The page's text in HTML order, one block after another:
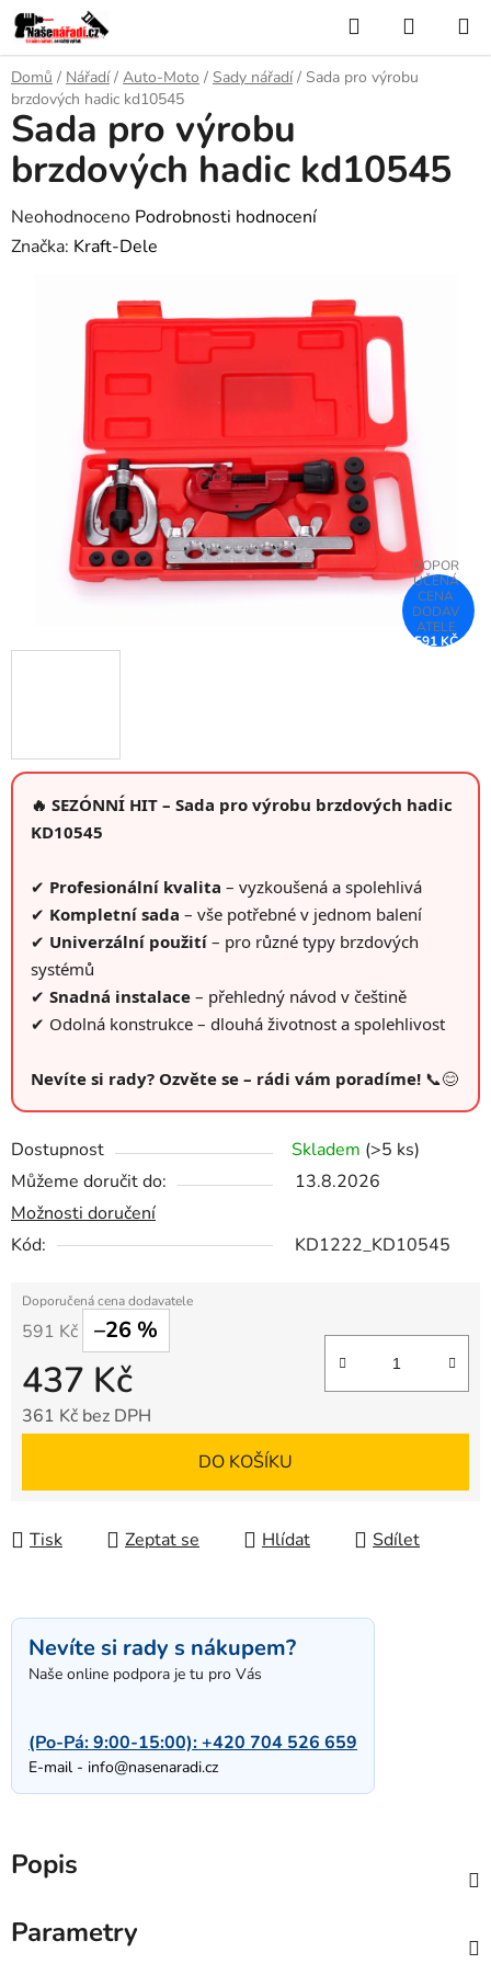
Přejít
na
obsah
Hledat
KOŠÍK
Domů / Nářadí / Auto-Moto / Sady nářadí / Sada pro výrobu
brzdových hadic kd10545
🔥 SEZÓNNÍ HIT – Sada pro výrobu brzdových hadic
KD10545
✔ Profesionální kvalita – vyzkoušená a spolehlivá
✔ Kompletní sada – vše potřebné v jednom balení
✔ Univerzální použití – pro různé typy brzdových
systémů
✔ Snadná instalace – přehledný návod v češtině
✔ Odolná konstrukce – dlouhá životnost a spolehlivost
Nevíte si rady? Ozvěte se – rádi vám poradíme! 📞😊
Dostupnost Skladem (>5 ks)
Můžeme doručit do:
13.8.2026
Možnosti doručení
Kód:
KD1222_KD10545
591 Kč –26 %
437 Kč
361 Kč bez DPH
DO KOŠÍKU
Tisk Zeptat se Hlídat Sdílet
Sada pro výrobu
brzdových hadic kd10545
Průměrné
hodnocení
hvězdiček.
Neohodnoceno Podrobnosti hodnocení
Značka: Kraft-Dele
591 KČ
Nevíte si rady s nákupem?
Naše online podpora je tu pro Vás
(Po-Pá: 9:00-15:00):+420 704 526 659
E-mail - info@nasenaradi.cz
Popis
Parametry